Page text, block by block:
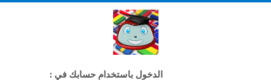
الدخول باستخدام حسابك في :